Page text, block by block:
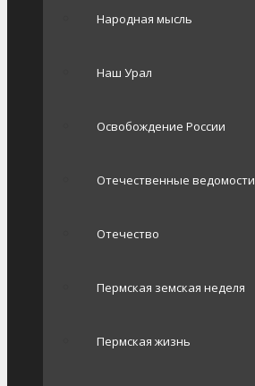
Народная мысль
Наш Урал
Освобождение России
Отечественные ведомости
Отечество
Пермская земская неделя
Пермская жизнь